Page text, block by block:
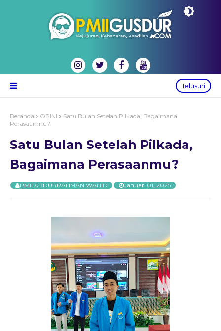
Telusuri
Beranda OPINI
Satu Bulan Setelah Pilkada, Bagaimana
Perasaanmu?
Satu Bulan Setelah Pilkada,
Bagaimana Perasaanmu?
PMII ABDURRAHMAN WAHID Januari 01, 2025